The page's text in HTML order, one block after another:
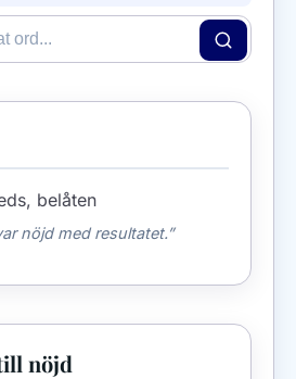
belåten
nöjd med resultatet.”
nöjd